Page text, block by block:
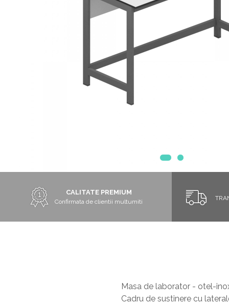
Dulapuri De Laborator/Corpuri
CALITATE PREMIUM
Confirmata de clientii multumiti
Masa de laborator - otel-
Cadru de sustinere cu